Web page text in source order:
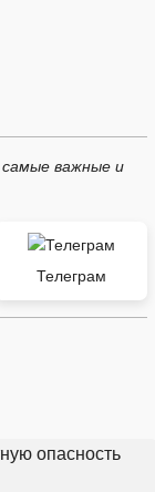
важные и
Телеграм